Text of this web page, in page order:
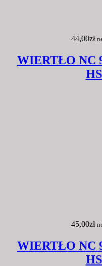
44,00zł
WIERTŁO NC
45,00zł
WIERTŁO NC